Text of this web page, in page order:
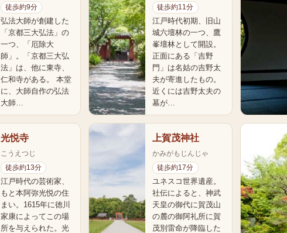
徒歩約9分
弘法大師が創建した
「京都三大弘法」の
一つ、「厄除大
師」。「京都三大弘
法」は、他に東寺、
仁和寺がある。 本堂
に、大師自作の弘法
大師…
徒歩約11分
江戸時代初期、旧山
城六壇林の一つ、鷹
峯壇林として開設。
正面にある「吉野
門」は名姑の吉野太
夫が寄進したもの。
近くには吉野太夫の
墓が…
光悦寺
こうえつじ
徒歩約13分
江戸時代の芸術家、
もと本阿弥光悦の住
まい。1615年に徳川
家康によってこの場
所を与えられた。光
上賀茂神社
かみがもじんじゃ
徒歩約17分
ユネスコ世界遺産。
社伝によると、神武
天皇の御代に賀茂山
の麓の御阿礼所に賀
茂別雷命が降臨した